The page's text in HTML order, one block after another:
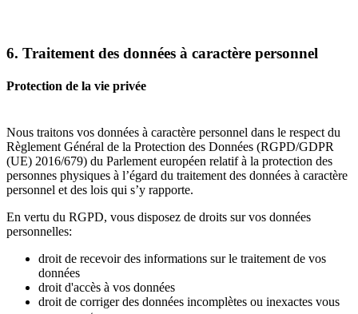
6. Traitement des données à caractère personnel
Protection de la vie privée
Nous traitons vos données à caractère personnel dans le respect du
Règlement Général de la Protection des Données (RGPD/GDPR
(UE) 2016/679) du Parlement européen relatif à la protection des
personnes physiques à l’égard du traitement des données à caractère
personnel et des lois qui s’y rapporte.
En vertu du RGPD, vous disposez de droits sur vos données
personnelles:
droit de recevoir des informations sur le traitement de vos
données
droit d'accès à vos données
droit de corriger des données incomplètes ou inexactes vous